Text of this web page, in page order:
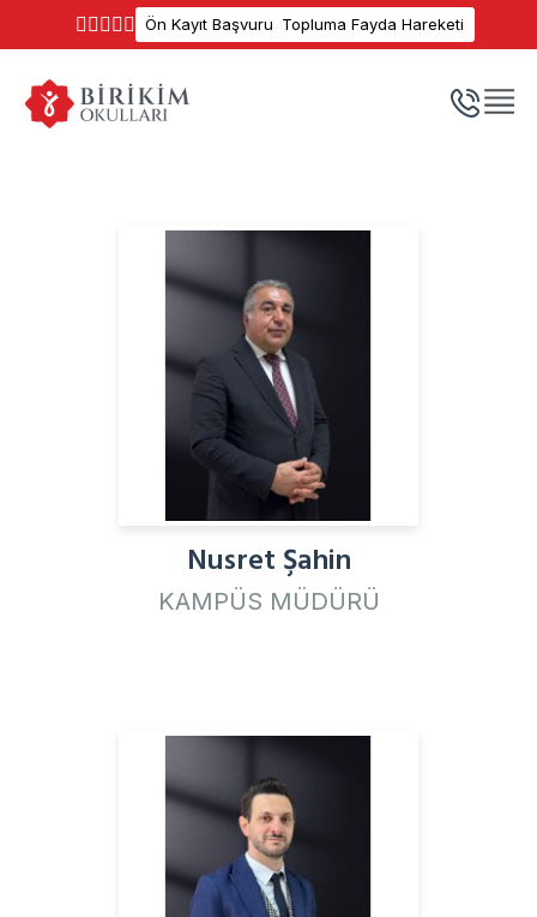
Ön Kayıt Başvuru Topluma Fayda Hareketi
Nusret Şahin
KAMPÜS MÜDÜRÜ